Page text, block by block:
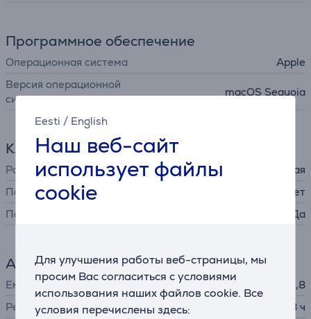
Eesti / English
Наш веб-сайт
использует файлы
cookie
Для улучшения работы веб-страницы, мы
просим Вас согласиться с условиями
использования наших файлов cookie. Все
условия перечислены здесь:
Программное обеспечение
Операционная система
Apple
Версия операционной
системы
macOS Sequoia
Клавиатура
Раскладка
русская
Полная раскладка
Нет
Подсветка
Да
Аккумулятор
Емкость
53,8
Ресурс аккумулятора до
18 ч